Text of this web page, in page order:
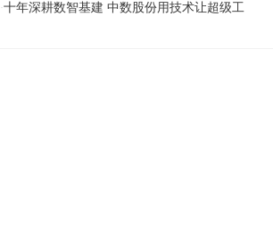
·十年深耕数智基建 中数股份用技术让超级工